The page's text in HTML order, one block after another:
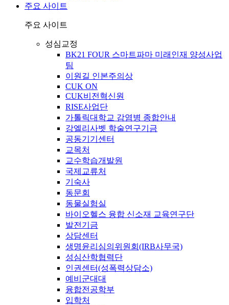
주요 사이트
주요 사이트
성심교정
BK21 FOUR 스마트파마 미래인재 양성사업
팀
이원길 인본주의상
CUK ON
CUK비전혁신원
RISE사업단
가톨릭대학교 감염병 종합안내
강엘리사벳 학술연구기금
공동기기센터
교목처
교수학습개발원
국제교류처
기숙사
동문회
동물실험실
바이오헬스 융합 신소재 교육연구단
발전기금
상담센터
생명윤리심의위원회(IRB사무국)
성심산학협력단
인권센터(성폭력상담소)
예비군대대
융합전공학부
입학처